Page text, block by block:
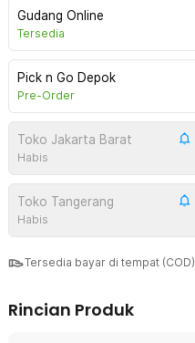
Gudang Online
Tersedia
Pick n Go Depok
Pre-Order
Toko Jakarta Barat
Habis
Toko Tangerang
Habis
Tersedia bayar di tempat (COD)
Rincian Produk